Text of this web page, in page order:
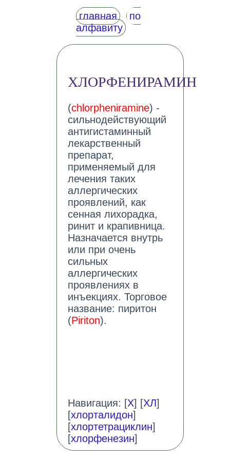
главная
по
алфавиту
ХЛОРФЕНИРАМИН
(chlorpheniramine) -
сильнодействующий
антигистаминный
лекарственный
препарат,
применяемый для
лечения таких
аллергических
проявлений, как
сенная лихорадка,
ринит и крапивница.
Назначается внутрь
или при очень
сильных
аллергических
проявлениях в
инъекциях. Торговое
название: пиритон
(Piriton).
Навигация: [Х] [ХЛ]
[хлорталидон]
[хлортетрациклин]
[хлорфенезин]